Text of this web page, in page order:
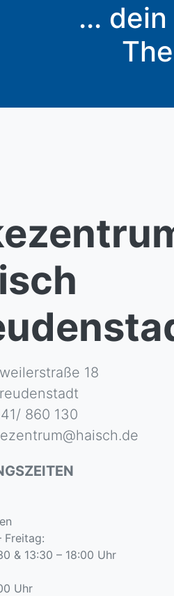
...
18
860 130
Freitag:
& 13:30 – 18:00 Uhr
Uhr